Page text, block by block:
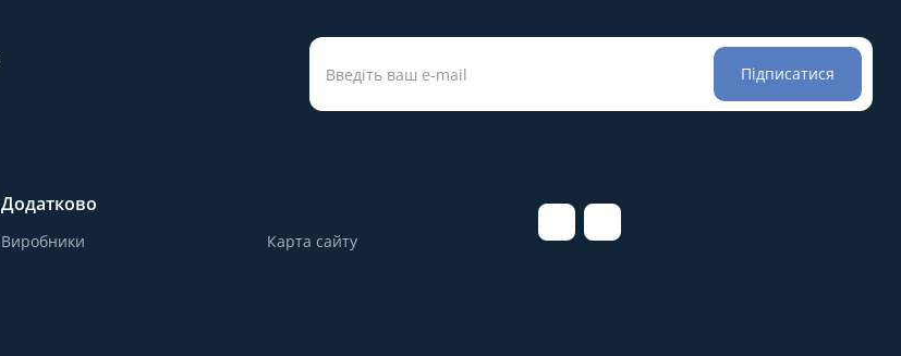
Підписатися
Додатково
Виробники Карта сайту